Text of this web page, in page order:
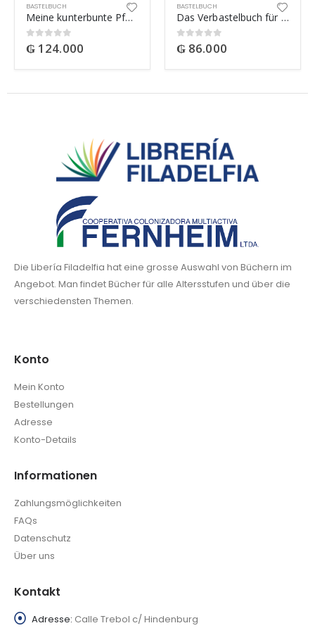
BASTELBUCH
Meine kunterbunte Pferde-Welt
0out of 5
₲ 124.000
BASTELBUCH
Das Verbastelbuch für die Allerkleinsten – Schneiden und Kleben
0out of 5
₲ 86.000
Die Libería Filadelfia hat eine grosse Auswahl von Büchern im
Angebot. Man findet Bücher für alle Altersstufen und über die
verschiedensten Themen.
Konto
Mein Konto
Bestellungen
Adresse
Konto-Details
Informationen
Zahlungsmöglichkeiten
FAQs
Datenschutz
Über uns
Kontakt
Adresse: Calle Trebol c/ Hindenburg